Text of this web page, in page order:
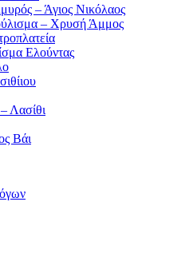
– Άγιος Νικόλαος
– Χρυσή Άμμος
Ελούντας
Λασίθι
Βάι